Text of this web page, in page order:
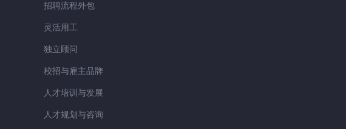
招聘流程外包
灵活用工
独立顾问
校招与雇主品牌
人才培训与发展
人才规划与咨询